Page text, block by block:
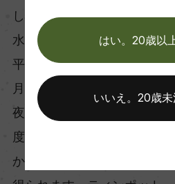
し、年間日照時間が2,395
水量は650mmと少なめです
平均気温は比較的涼しく
月から成熟期の1〜3月、収
夜は涼しく日中は暖かい気候
度差により果実は長期間か
かに発達、糖度と酸のバラ
はい。20歳以
いいえ。20歳未